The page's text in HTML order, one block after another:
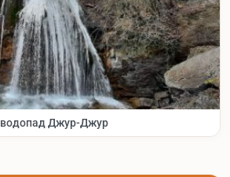
водопад Джур-Джур